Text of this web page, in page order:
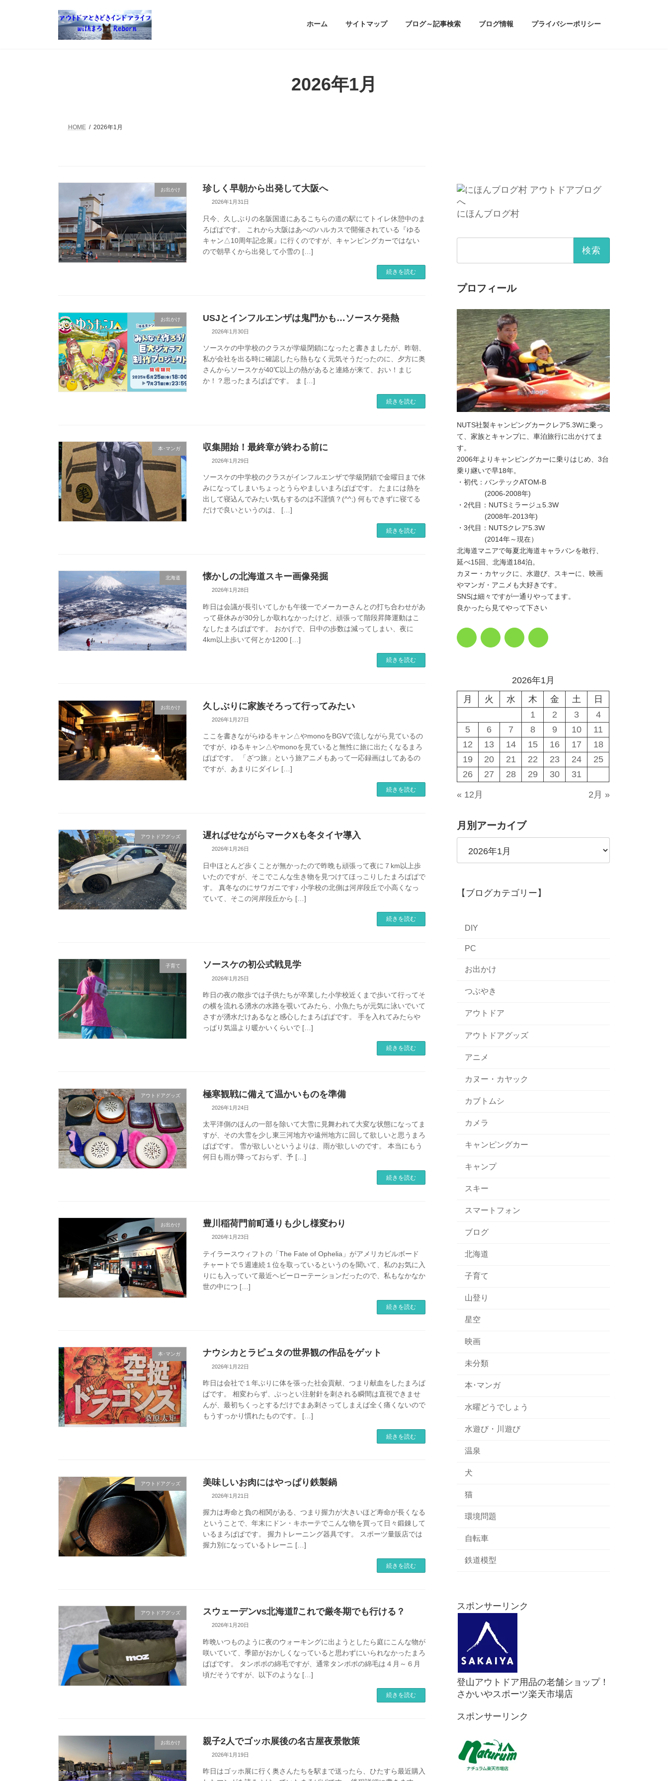
ホーム サイトマップ ブログ～記事検索 ブログ情報 プライバシーポリシー
2026年1月
HOME 2026年1月
お出かけ 珍しく早朝から出発して大阪へ
2026年1月31日
只今、久しぶりの名阪国道にあるこちらの道の駅にてトイレ休憩中のま
ろぱぱです。 これから大阪はあべのハルカスで開催されている『ゆる
キャン△10周年記念展』に行くのですが、キャンピングカーではない
ので朝早くから出発して小雪の […]
続きを読む
お出かけ USJとインフルエンザは鬼門かも…ソースケ発熱
2026年1月30日
ソースケの中学校のクラスが学級閉鎖になったと書きましたが、昨朝、
私が会社を出る時に確認したら熱もなく元気そうだったのに、夕方に奥
さんからソースケが40℃以上の熱があると連絡が来て、おい！まじ
か！？思ったまろぱぱです。 ま […]
続きを読む
本･マンガ 収集開始！最終章が終わる前に
2026年1月29日
ソースケの中学校のクラスがインフルエンザで学級閉鎖で金曜日まで休
みになってしまいちょっとうらやましいまろぱぱです。 たまには熱を
出して寝込んでみたい気もするのは不謹慎？(^^;) 何もできずに寝てる
だけで良いというのは、 […]
続きを読む
北海道 懐かしの北海道スキー画像発掘
2026年1月28日
昨日は会議が長引いてしかも午後一でメーカーさんとの打ち合わせがあ
って昼休みが30分しか取れなかったけど、頑張って階段昇降運動はこ
なしたまろぱぱです。 おかげで、日中の歩数は減ってしまい、夜に
4km以上歩いて何とか1200 […]
続きを読む
お出かけ 久しぶりに家族そろって行ってみたい
2026年1月27日
ここを書きながらゆるキャン△やmonoをBGVで流しながら見ているの
ですが、ゆるキャン△やmonoを見ていると無性に旅に出たくなるまろ
ぱぱです。 「ざつ旅」という旅アニメもあって一応録画はしてあるの
ですが、あまりにダイレ […]
続きを読む
アウトドアグッズ 遅ればせながらマークXも冬タイヤ導入
2026年1月26日
日中ほとんど歩くことが無かったので昨晩も頑張って夜に７km以上歩
いたのですが、そこでこんな生き物を見つけてほっこりしたまろぱぱで
す。 真冬なのにサワガニです♪ 小学校の北側は河岸段丘で小高くなっ
ていて、そこの河岸段丘から […]
続きを読む
子育て ソースケの初公式戦見学
2026年1月25日
昨日の夜の散歩では子供たちが卒業した小学校近くまで歩いて行ってそ
の横を流れる湧水の水路を覗いてみたら、小魚たちが元気に泳いでいて
さすが湧水だけあるなと感心したまろぱぱです。 手を入れてみたらや
っぱり気温より暖かいくらいで […]
続きを読む
アウトドアグッズ 極寒観戦に備えて温かいものを準備
2026年1月24日
太平洋側のほんの一部を除いて大雪に見舞われて大変な状態になってま
すが、その大雪を少し東三河地方や遠州地方に回して欲しいと思うまろ
ぱぱです。 雪が欲しいというよりは、雨が欲しいのです。 本当にもう
何日も雨が降っておらず、予 […]
続きを読む
お出かけ 豊川稲荷門前町通りも少し様変わり
2026年1月23日
テイラースウィフトの「The Fate of Ophelia」がアメリカビルボード
チャートで５週連続１位を取っているというのを聞いて、私のお気に入
りにも入っていて最近ヘビーローテーションだったので、私もなかなか
世の中につ […]
続きを読む
本･マンガ ナウシカとラピュタの世界観の作品をゲット
2026年1月22日
昨日は会社で１年ぶりに体を張った社会貢献、つまり献血をしたまろぱ
ぱです。 相変わらず、ぶっとい注射針を刺される瞬間は直視できませ
んが、最初ちくっとするだけでまあ刺さってしまえば全く痛くないので
もうすっかり慣れたものです。 […]
続きを読む
アウトドアグッズ 美味しいお肉にはやっぱり鉄製鍋
2026年1月21日
握力は寿命と負の相関がある、つまり握力が大きいほど寿命が長くなる
ということで、年末にドン・キホーテでこんな物を買って日々鍛錬して
いるまろぱぱです。 握力トレーニング器具です。 スポーツ量販店では
握力別になっているトレーニ […]
続きを読む
アウトドアグッズ スウェーデンvs北海道⁉これで厳冬期でも行ける？
2026年1月20日
昨晩いつものように夜のウォーキングに出ようとしたら庭にこんな物が
咲いていて、季節がおかしくなっていると思わずにいられなかったまろ
ぱぱです。 タンポポの綿毛ですが、通常タンポポの綿毛は４月～６月
頃だそうですが、以下のような […]
続きを読む
お出かけ 親子2人でゴッホ展後の名古屋夜景散策
2026年1月19日
昨日はゴッホ展に行く奥さんたちを駅まで送ったら、ひたすら最近購入
にほんブログ村
プロフィール
NUTS社製キャンピングカークレア5.3Wに乗っ
て、家族とキャンプに、車泊旅行に出かけてま
す。
2006年よりキャンピングカーに乗りはじめ、3台
乗り継いで早18年。
・初代：バンテックATOM-B
(2006-2008年)
・2代目：NUTSミラージュ5.3W
(2008年-2013年)
・3代目：NUTSクレア5.3W
(2014年～現在）
北海道マニアで毎夏北海道キャラバンを敢行、
延べ15回、北海道184泊。
カヌー・カヤックに、水遊び、スキーに、映画
やマンガ・アニメも大好きです。
SNSは細々ですが一通りやってます。
良かったら見てやって下さい
2026年1月
月
火 水 木 金 土
日
1
2 3
4
5
6 7 8 9 10
11
12
13 14 15 16 17
18
19
20 21 22 23 24
25
26
27 28 29 30 31
« 12月 2月 »
月別アーカイブ
【ブログカテゴリー】
DIY
PC
お出かけ
つぶやき
アウトドア
アウトドアグッズ
アニメ
カヌー・カヤック
カブトムシ
カメラ
キャンピングカー
キャンプ
スキー
スマートフォン
ブログ
北海道
子育て
山登り
星空
映画
未分類
本･マンガ
水曜どうでしょう
水遊び・川遊び
温泉
犬
猫
環境問題
自転車
鉄道模型
スポンサーリンク
登山アウトドア用品の老舗ショップ！
さかいやスポーツ楽天市場店
スポンサーリンク